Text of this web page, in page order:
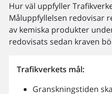
Hur väl uppfyller
Måluppfyllelsen redovisar
av kemiska produkter
redovisats sedan kraven
Trafikverkets mål:
Granskningstiden